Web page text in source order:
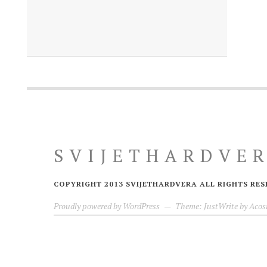
COPYRIGHT 2013 SVIJETHARDVERA ALL RIGHTS
Proudly powered by WordPress — Theme: JustWrite by